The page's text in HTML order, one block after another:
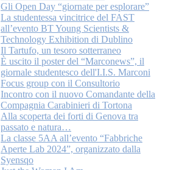
Gli Open Day “giornate per esplorare”
La studentessa vincitrice del FAST
all’evento BT Young Scientists &
Technology Exhibition di Dublino
Il Tartufo, un tesoro sotterraneo
È uscito il poster del “Marconews”, il
giornale studentesco dell'I.I.S. Marconi
Focus group con il Consultorio
Incontro con il nuovo Comandante della
Compagnia Carabinieri di Tortona
Alla scoperta dei forti di Genova tra
passato e natura…
La classe 5AA all’evento “Fabbriche
Aperte Lab 2024”, organizzato dalla
Syensqo